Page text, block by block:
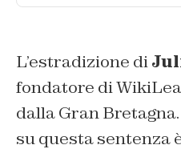
L’estradizione di
fondatore di
dalla Gran
su questa sentenza